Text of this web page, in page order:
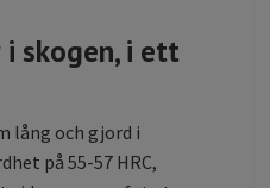
skogen, i ett
lång och gjord i
på 55-57 HRC,